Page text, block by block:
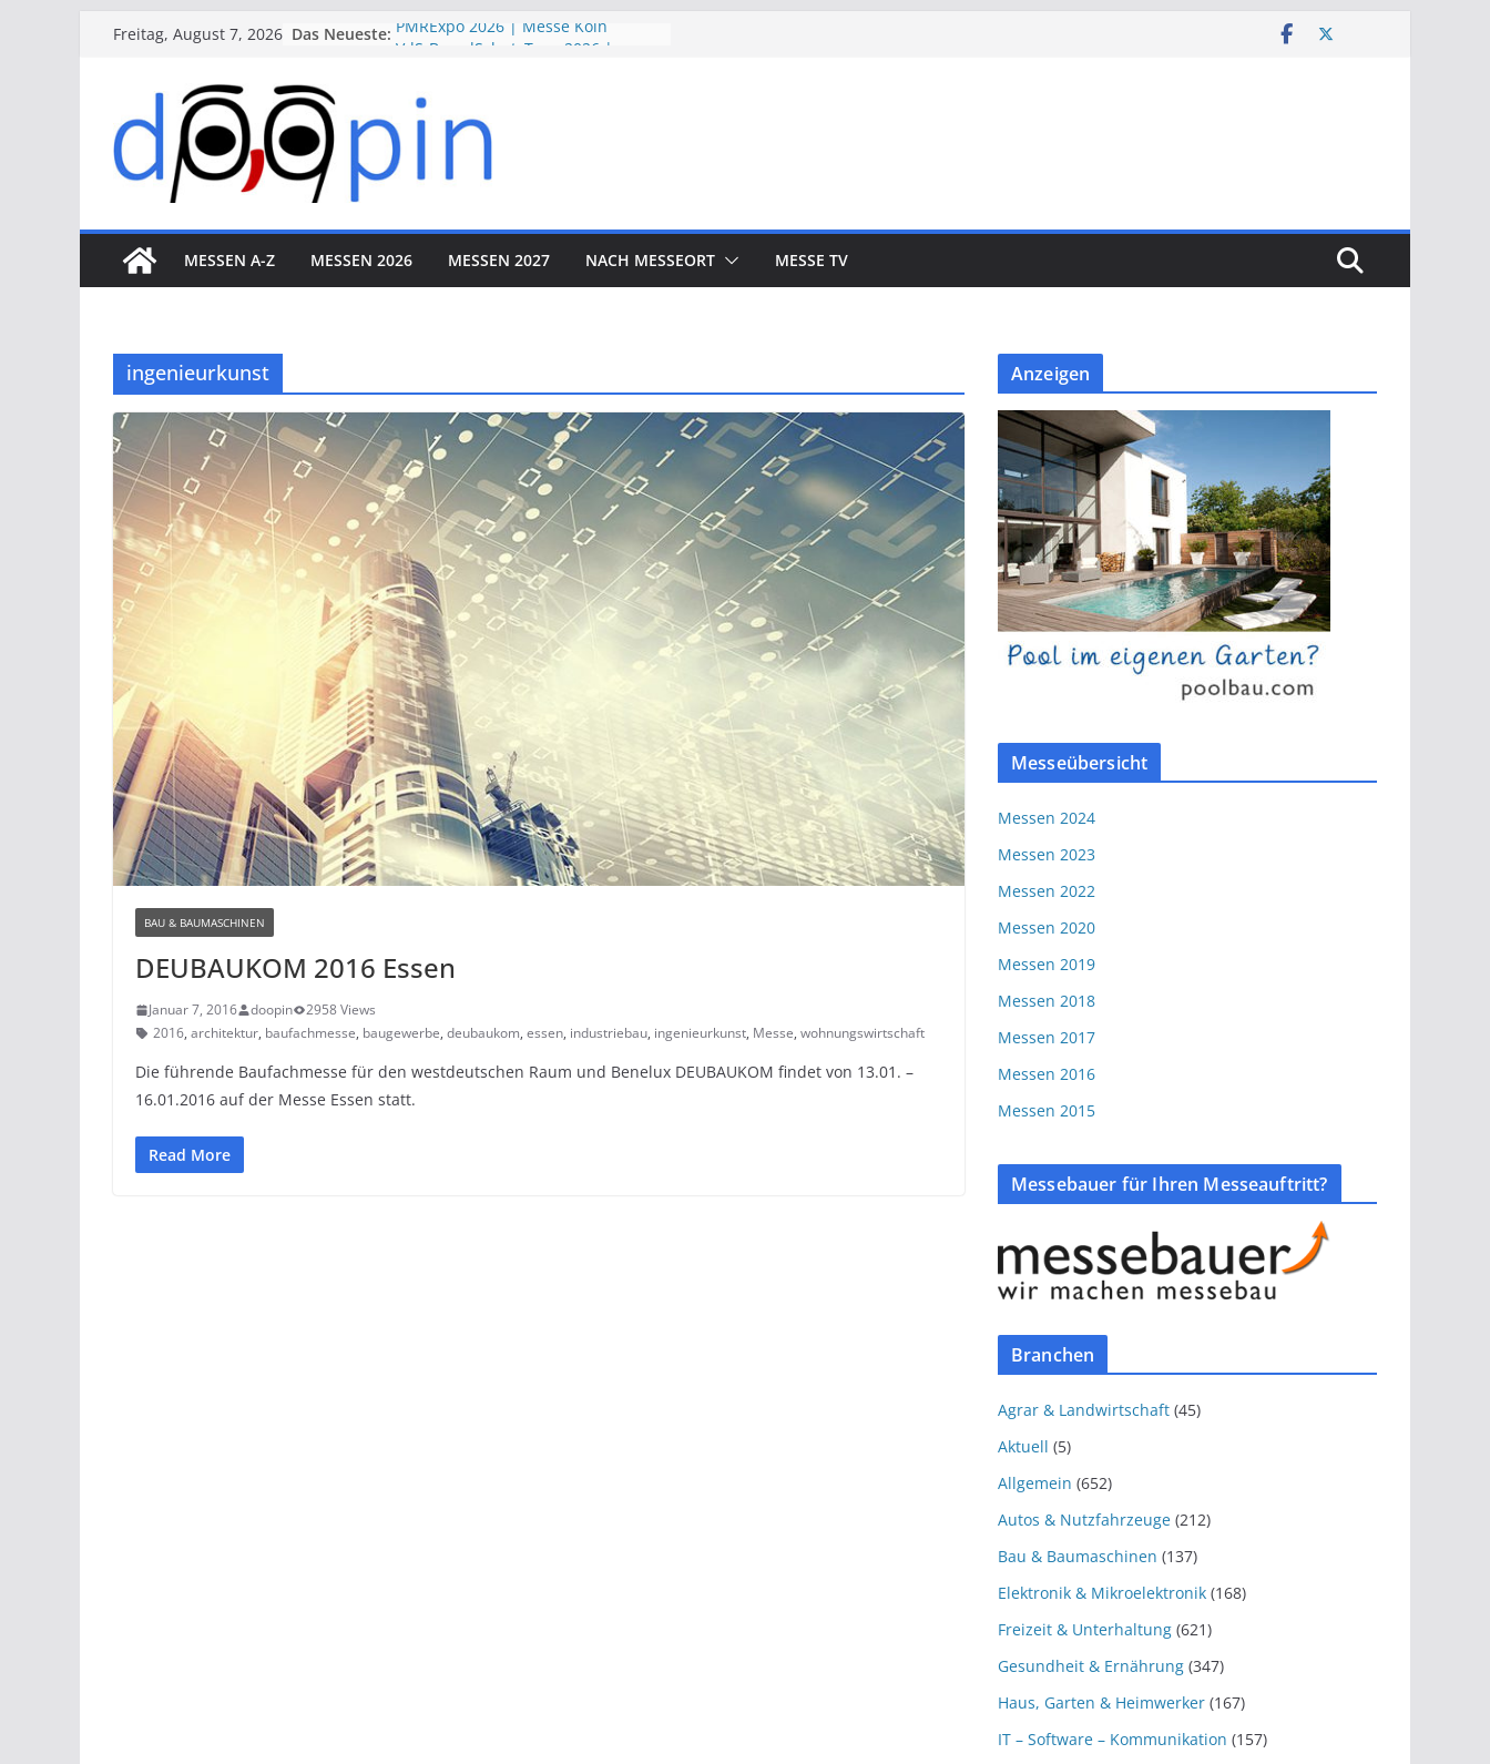
Freitag, August 7, 2026 Das Neueste: PMRExpo 2026 | Messe Köln
therapie 2026 | Messe München
VALVE WORLD EXPO 2026 | Messe
Düsseldorf
ESSEN MOTOR SHOW 2026 | Messe
MESSEN A-Z MESSEN 2026 MESSEN 2027 NACH MESSEORT MESSE TV
ingenieurkunst
BAU & BAUMASCHINEN
DEUBAUKOM 2016 Essen
Januar 7, 2016 doopin
2958 Views
2016, architektur, baufachmesse, baugewerbe, deubaukom, essen, industriebau, ingenieurkunst, Messe, wohnungswirtschaft
Die führende Baufachmesse für den westdeutschen Raum und Benelux DEUBAUKOM findet von 13.01. –
16.01.2016 auf der Messe Essen statt.
Read More
Anzeigen
Messeübersicht
Messen 2024
Messen 2023
Messen 2022
Messen 2020
Messen 2019
Messen 2018
Messen 2017
Messen 2016
Messen 2015
Messebauer für Ihren Messeauftritt?
Branchen
Agrar & Landwirtschaft (45)
Aktuell (5)
Allgemein (652)
Autos & Nutzfahrzeuge (212)
Bau & Baumaschinen (137)
Elektronik & Mikroelektronik (168)
Freizeit & Unterhaltung (621)
Gesundheit & Ernährung (347)
Haus, Garten & Heimwerker (167)
IT – Software – Kommunikation (157)